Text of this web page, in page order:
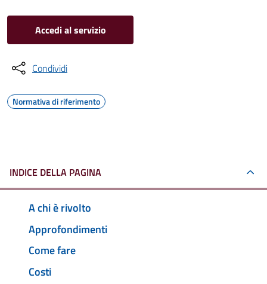
Accedi al servizio
Condividi
Normativa di riferimento
INDICE DELLA PAGINA
A chi è rivolto
Approfondimenti
Come fare
Costi